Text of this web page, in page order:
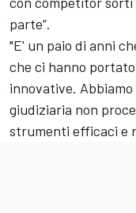
parte”.
"E' un paio di anni
che ci hanno
innovative.
giudiziaria non
strumenti efficaci e